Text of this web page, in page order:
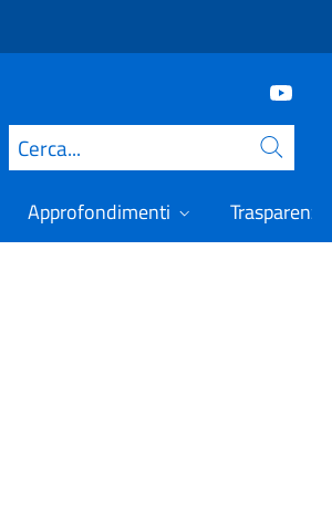
Cerca
Approfondimenti Trasparenza